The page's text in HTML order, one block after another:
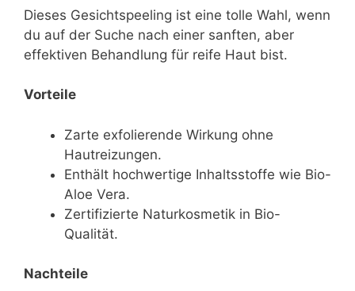
Dieses Gesichtspeeling ist eine tolle Wahl, wenn
du auf der Suche nach einer sanften, aber
effektiven Behandlung für reife Haut bist.
Vorteile
Zarte exfolierende Wirkung ohne
Hautreizungen.
Enthält hochwertige Inhaltsstoffe wie Bio-
Aloe Vera.
Zertifizierte Naturkosmetik in Bio-
Qualität.
Nachteile